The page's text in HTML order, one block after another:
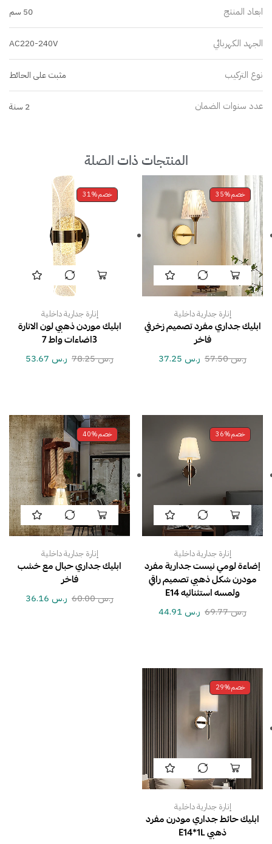
ابعاد المنتج 50 سم
الجهد الكهربائي AC220-240V
نوع التركيب مثبت على الحائط
عدد سنوات الضمان 2 سنة
المنتجات ذات الصلة
خصم35%
إنارة جدارية داخلية
ابليك جداري مفرد تصميم زخرفي
فاخر
ر.س57.50 ر.س
خصم31%
إنارة جدارية داخلية
ابليك موردن ذهبي لون الانارة
3اضاءات واط 7
ر.س78.25 ر.س
خصم36%
إنارة جدارية داخلية
إضاءة لومي نيست جدارية مفرد
مودرن شكل ذهبي تصميم راقي
ولمسه استثنائيه E14
ر.س69.77 ر.س
خصم40%
إنارة جدارية داخلية
ابليك جداري حبال مع خشب
فاخر
ر.س60.00 ر.س
خصم29%
إنارة جدارية داخلية
ابليك حائط جداري مودرن مفرد
ذهبي E14*1L